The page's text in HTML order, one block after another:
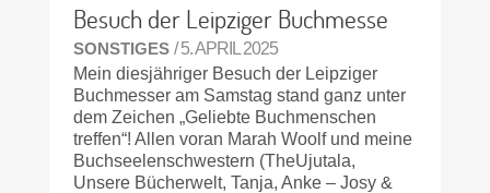
Besuch der Leipziger Buchmesse
SONSTIGES / 5. APRIL 2025
Mein diesjähriger Besuch der Leipziger
Buchmesser am Samstag stand ganz unter
dem Zeichen „Geliebte Buchmenschen
treffen“! Allen voran Marah Woolf und meine
Buchseelenschwestern (TheUjutala,
Unsere Bücherwelt, Tanja, Anke – Josy &